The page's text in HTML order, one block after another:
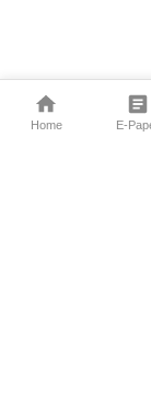
Home E-